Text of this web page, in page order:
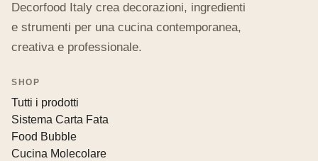
Decorfood Italy crea decorazioni, ingredienti
e strumenti per una cucina contemporanea,
creativa e professionale.
SHOP
Tutti i prodotti
Sistema Carta Fata
Food Bubble
Cucina Molecolare